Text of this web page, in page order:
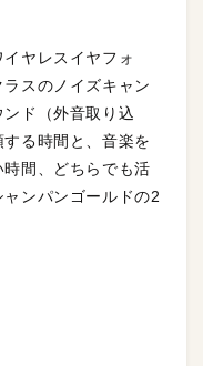
ヤレスイヤフォ
スのノイズキャン
ド（外音取り込
る時間と、音楽を
間、どちらでも活
ンパンゴールドの2